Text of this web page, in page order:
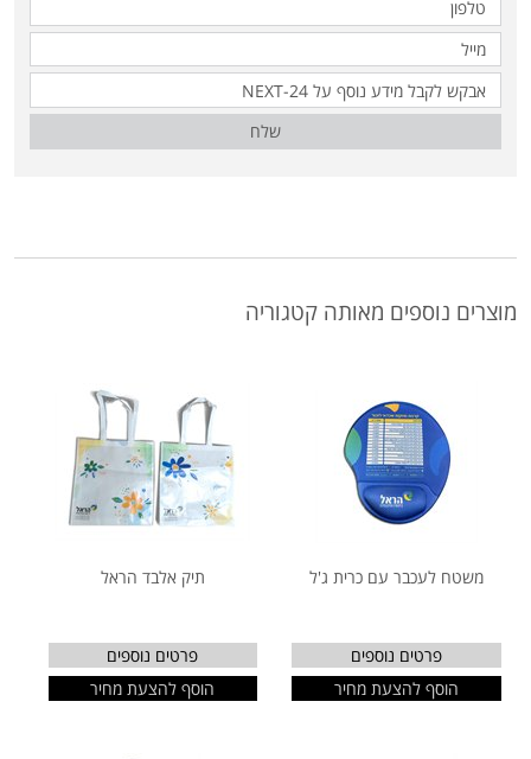
שלח
מוצרים נוספים מאותה קטגוריה
משטח לעכבר עם כרית ג'ל
פרטים נוספים
הוסף להצעת מחיר
תיק אלבד הראל
פרטים נוספים
הוסף להצעת מחיר